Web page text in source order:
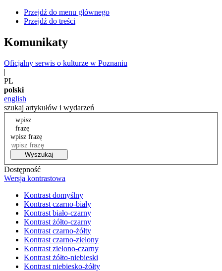
Przejdź do menu głównego
Przejdź do treści
Komunikaty
Oficjalny serwis o kulturze w Poznaniu
|
PL
polski
english
szukaj artykułów i wydarzeń
wpisz
frazę
wpisz frazę
Wyszukaj
Dostępność
Wersja kontrastowa
Kontrast domyślny
Kontrast czarno-biały
Kontrast biało-czarny
Kontrast żółto-czarny
Kontrast czarno-żółty
Kontrast czarno-zielony
Kontrast zielono-czarny
Kontrast żółto-niebieski
Kontrast niebiesko-żółty